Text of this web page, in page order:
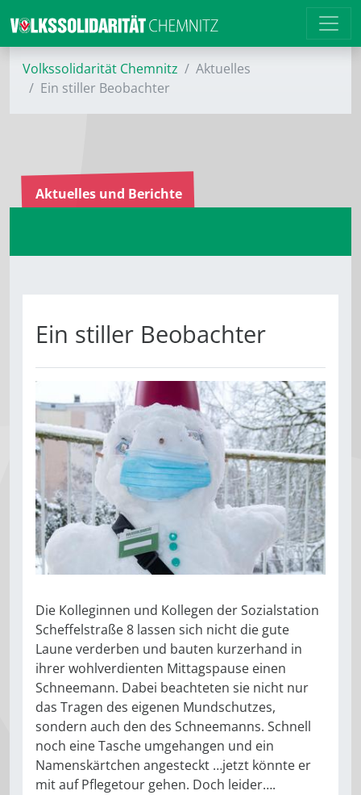
Volkssolidarität Chemnitz
Aktuelles
Ein stiller Beobachter
Aktuelles und Berichte
Ein stiller Beobachter
Die Kolleginnen und Kollegen der Sozialstation
Scheffelstraße 8 lassen sich nicht die gute
Laune verderben und bauten kurzerhand in
ihrer wohlverdienten Mittagspause einen
Schneemann. Dabei beachteten sie nicht nur
das Tragen des eigenen Mundschutzes,
sondern auch den des Schneemanns. Schnell
noch eine Tasche umgehangen und ein
Namenskärtchen angesteckt …jetzt könnte er
mit auf Pflegetour gehen. Doch leider….